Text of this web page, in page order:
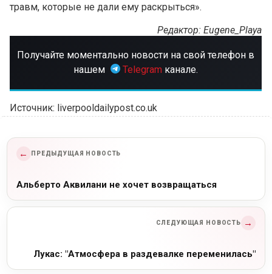
травм, которые не дали ему раскрыться».
Редактор: Eugene_Playa
Получайте моментально новости на свой телефон в
нашем
Telegram канале.
Источник: liverpooldailypost.co.uk
← ПРЕДЫДУЩАЯ НОВОСТЬ
Альберто Аквилани не хочет возвращаться
СЛЕДУЮЩАЯ НОВОСТЬ →
Лукас: "Атмосфера в раздевалке переменилась"